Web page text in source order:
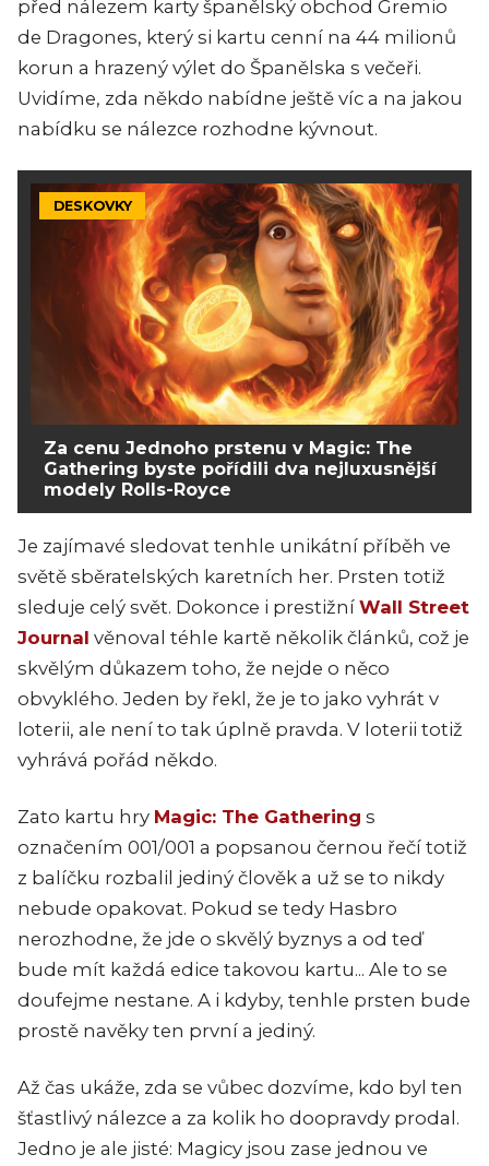
před nálezem karty španělský obchod Gremio
de Dragones, který si kartu cenní na 44 milionů
korun a hrazený výlet do Španělska s večeři.
Uvidíme, zda někdo nabídne ještě víc a na jakou
nabídku se nálezce rozhodne kývnout.
DESKOVKY
Za cenu Jednoho prstenu v Magic: The
Gathering byste pořídili dva nejluxusnější
modely Rolls-Royce
Je zajímavé sledovat tenhle unikátní příběh ve
světě sběratelských karetních her. Prsten totiž
sleduje celý svět. Dokonce i prestižní Wall Street
Journal věnoval téhle kartě několik článků, což je
skvělým důkazem toho, že nejde o něco
obvyklého. Jeden by řekl, že je to jako vyhrát v
loterii, ale není to tak úplně pravda. V loterii totiž
vyhrává pořád někdo.
Zato kartu hry Magic: The Gathering s
označením 001/001 a popsanou černou řečí totiž
z balíčku rozbalil jediný člověk a už se to nikdy
nebude opakovat. Pokud se tedy Hasbro
nerozhodne, že jde o skvělý byznys a od teď
bude mít každá edice takovou kartu... Ale to se
doufejme nestane. A i kdyby, tenhle prsten bude
prostě navěky ten první a jediný.
Až čas ukáže, zda se vůbec dozvíme, kdo byl ten
šťastlivý nálezce a za kolik ho doopravdy prodal.
Jedno je ale jisté: Magicy jsou zase jednou ve